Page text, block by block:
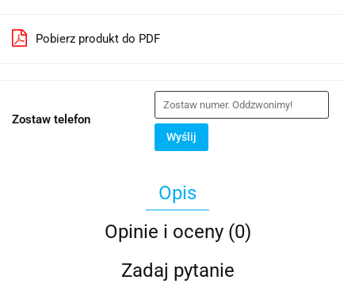
Pobierz produkt do PDF
Zostaw telefon
Wyślij
Opis
Opinie i oceny (0)
Zadaj pytanie